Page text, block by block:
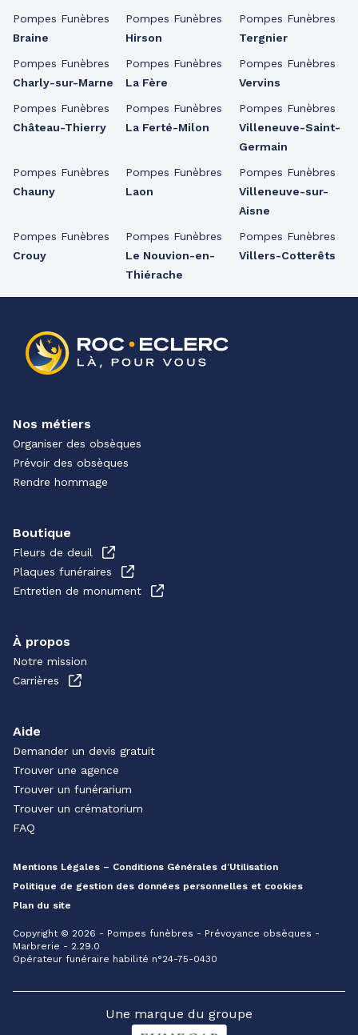
Pompes Funèbres
Braine
Pompes Funèbres
Charly-sur-Marne
Pompes Funèbres
Château-Thierry
Pompes Funèbres
Chauny
Pompes Funèbres
Crouy
Pompes Funèbres
Hirson
Pompes Funèbres
La Fère
Pompes Funèbres
La Ferté-Milon
Pompes Funèbres
Laon
Pompes Funèbres
Le Nouvion-en-
Thiérache
Pompes Funèbres
Tergnier
Pompes Funèbres
Vervins
Pompes Funèbres
Villeneuve-Saint-
Germain
Pompes Funèbres
Villeneuve-sur-
Aisne
Pompes Funèbres
Villers-Cotterêts
Nos métiers
Organiser des obsèques
Prévoir des obsèques
Rendre hommage
Boutique
Fleurs de deuil
Plaques funéraires
Entretien de monument
À propos
Notre mission
Carrières
Aide
Demander un devis gratuit
Trouver une agence
Trouver un funérarium
Trouver un crématorium
FAQ
Mentions Légales – Conditions Générales d’Utilisation
Politique de gestion des données personnelles et cookies
Plan du site
Copyright © 2026 - Pompes funèbres - Prévoyance obsèques -
Marbrerie - 2.29.0
Opérateur funéraire habilité n°24-75-0430
Une marque du groupe